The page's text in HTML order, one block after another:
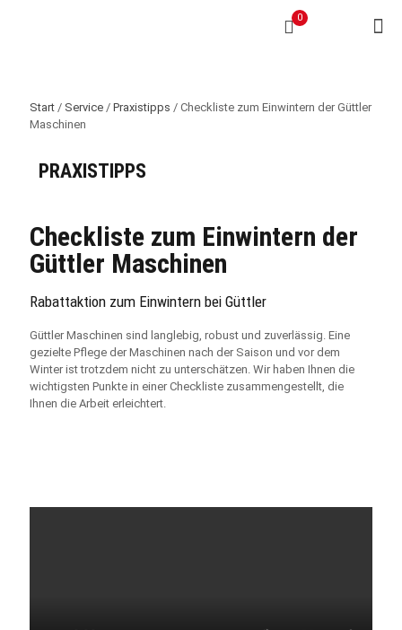
0
Start / Service / Praxistipps / Checkliste zum Einwintern der Güttler
Maschinen
PRAXISTIPPS
Checkliste zum Einwintern der
Güttler Maschinen
Rabattaktion zum Einwintern bei Güttler
Güttler Maschinen sind langlebig, robust und zuverlässig. Eine
gezielte Pflege der Maschinen nach der Saison und vor dem
Winter ist trotzdem nicht zu unterschätzen. Wir haben Ihnen die
wichtigsten Punkte in einer Checkliste zusammengestellt, die
Ihnen die Arbeit erleichtert.